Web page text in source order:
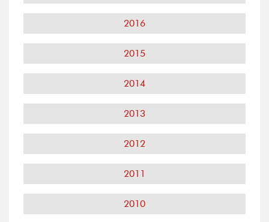
2016
2015
2014
2013
2012
2011
2010